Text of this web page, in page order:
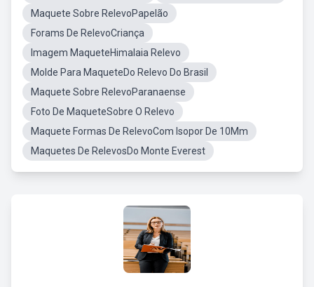
Maquete Sobre RelevoPapelão
Forams De RelevoCriança
Imagem MaqueteHimalaia Relevo
Molde Para MaqueteDo Relevo Do Brasil
Maquete Sobre RelevoParanaense
Foto De MaqueteSobre O Relevo
Maquete Formas De RelevoCom Isopor De 10Mm
Maquetes De RelevosDo Monte Everest